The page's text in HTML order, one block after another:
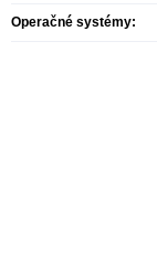
Operačné systémy: